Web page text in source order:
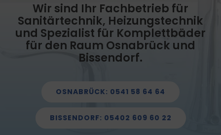
Wir sind Ihr Fachbetrieb für
Sanitärtechnik, Heizungstechnik
und Spezialist für Komplettbäder
für den Raum Osnabrück und
Bissendorf.
OSNABRÜCK: 0541 58 64 64
BISSENDORF: 05402 609 60 22